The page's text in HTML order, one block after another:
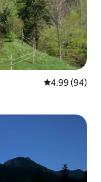
平均评分 4.99
4.99 (94)